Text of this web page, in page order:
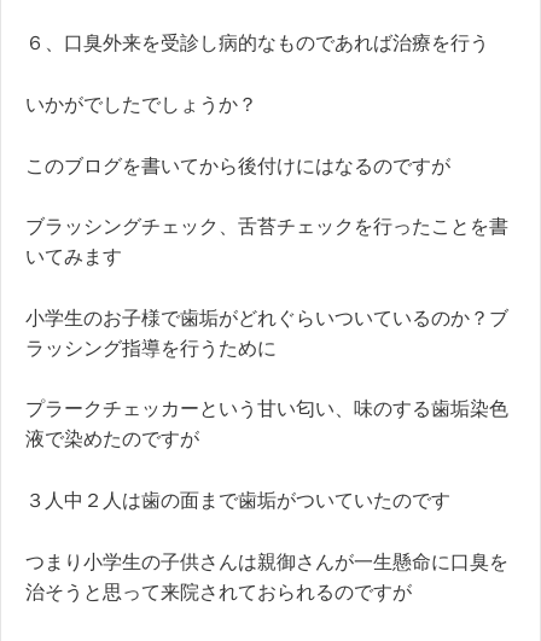
６、口臭外来を受診し病的なものであれば治療を行う
いかがでしたでしょうか？
このブログを書いてから後付けにはなるのですが
ブラッシングチェック、舌苔チェックを行ったことを書
いてみます
小学生のお子様で歯垢がどれぐらいついているのか？ブ
ラッシング指導を行うために
プラークチェッカーという甘い匂い、味のする歯垢染色
液で染めたのですが
３人中２人は歯の面まで歯垢がついていたのです
つまり小学生の子供さんは親御さんが一生懸命に口臭を
治そうと思って来院されておられるのですが